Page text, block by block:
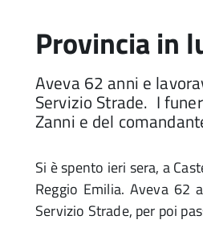
Provincia in
Aveva 62 anni e
Servizio Strade. I
Zanni e del
Si è spento ieri sera, a
Reggio Emilia. Aveva 62
Servizio Strade, per poi